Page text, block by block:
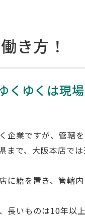
き方！
くゆくは現
企業ですが、管轄
まで、大阪本店で
に籍を置き、管轄
長いものは10年以